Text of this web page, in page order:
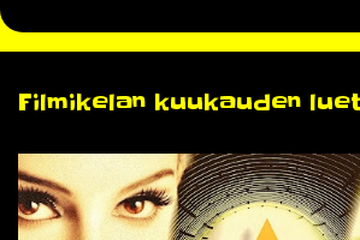
e
i
t
Filmikelan kuukauden